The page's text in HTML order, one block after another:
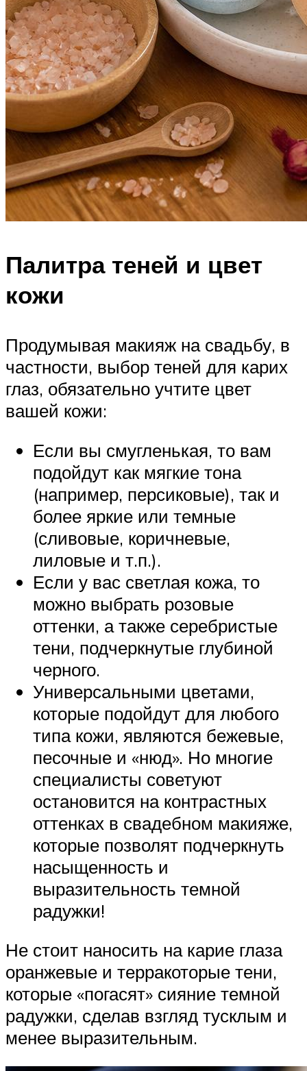
Палитра теней и цвет
кожи
Продумывая макияж на свадьбу, в
частности, выбор теней для карих
глаз, обязательно учтите цвет
вашей кожи:
Если вы смугленькая, то вам
подойдут как мягкие тона
(например, персиковые), так и
более яркие или темные
(сливовые, коричневые,
лиловые и т.п.).
Если у вас светлая кожа, то
можно выбрать розовые
оттенки, а также серебристые
тени, подчеркнутые глубиной
черного.
Универсальными цветами,
которые подойдут для любого
типа кожи, являются бежевые,
песочные и «нюд». Но многие
специалисты советуют
остановится на контрастных
оттенках в свадебном макияже,
которые позволят подчеркнуть
насыщенность и
выразительность темной
радужки!
Не стоит наносить на карие глаза
оранжевые и терракоторые тени,
которые «погасят» сияние темной
радужки, сделав взгляд тусклым и
менее выразительным.